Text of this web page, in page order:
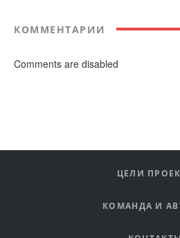
КОММЕНТАРИИ
Comments are disabled
ЦЕЛИ
КОМАНДА И